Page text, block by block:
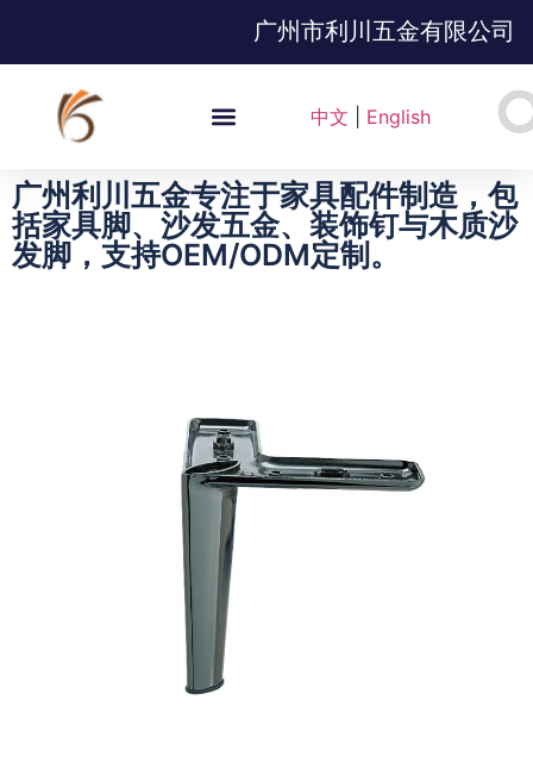
广州市利川五金有限公司
中文 English
广州利川五金专注于家具配件制造，包
括家具脚、沙发五金、装饰钉与木质沙
发脚，支持OEM/ODM定制。